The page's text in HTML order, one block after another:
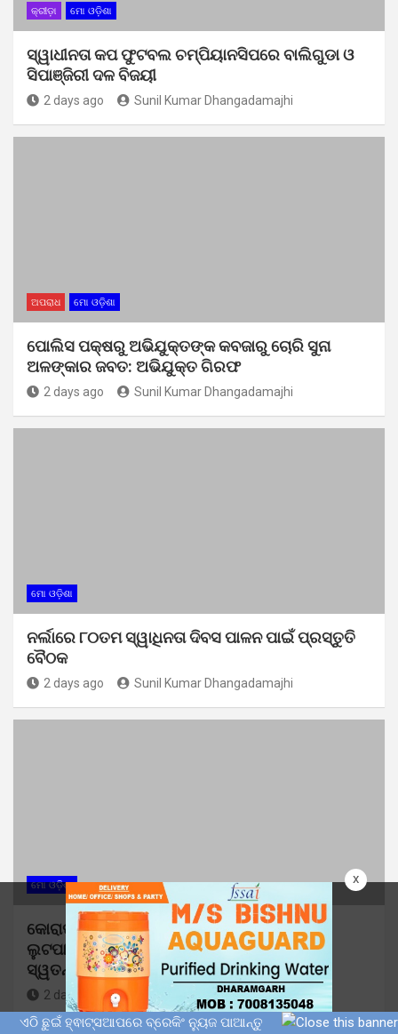
x
କ୍ରୀଡ଼ା ମୋ ଓଡ଼ିଶା
ସ୍ୱାଧୀନତା କପ ଫୁଟବଲ ଚମ୍ପିୟାନସିପରେ ବାଲିଗୁଡା ଓ
ସିପାଞ୍ଜିରୀ ଦଳ ବିଜୟୀ
2 days ago Sunil Kumar Dhangadamajhi
ଅପରାଧ ମୋ ଓଡ଼ିଶା
ପୋଲିସ ପକ୍ଷରୁ ଅଭିଯୁକ୍ତଙ୍କ କବଜାରୁ ଚୋରି ସୁନା
ଅଳଙ୍କାର ଜବତ: ଅଭିଯୁକ୍ତ ଗିରଫ
2 days ago Sunil Kumar Dhangadamajhi
ମୋ ଓଡ଼ିଶା
ନର୍ଲାରେ ୮୦ତମ ସ୍ୱାଧିନତା ଦିବସ ପାଳନ ପାଇଁ ପ୍ରସ୍ତୁତି
ବୈଠକ
2 days ago Sunil Kumar Dhangadamajhi
ମୋ ଓଡ଼ିଶା
କୋରାପୁଟରେ ଚାଞ୍ଚଲ୍ୟ: ଯୁବତୀଙ୍କୁ ଟଣାଓଟରା ଓ
ଲୁଟପାଟ୍ ଅଭିଯୋଗ, ୪ ଯୁବକଙ୍କୁ ଧରିବାକୁ ପୁଲିସର
ସ୍ୱତନ୍ତ୍ର ଟିମ୍
2 days ago Sunil Kumar Dhangadamajhi
ଏଠି ଛୁଇଁ ହ୍ଵାଟ୍ସଆପରେ ବ୍ରେକିଂ ନ୍ୟୁଜ ପାଆନ୍ତୁ